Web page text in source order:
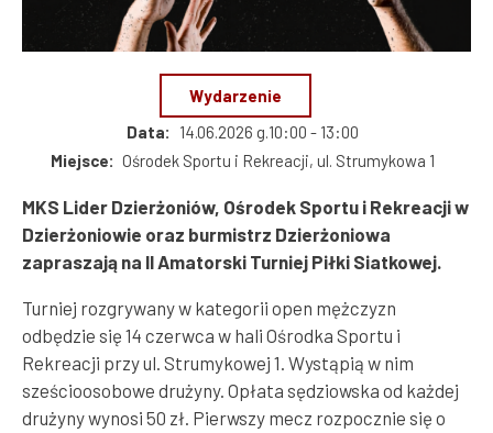
Wydarzenie
Data
14.06.2026 g.10:00 - 13:00
Miejsce
Ośrodek Sportu i Rekreacji, ul. Strumykowa 1
MKS Lider Dzierżoniów, Ośrodek Sportu i Rekreacji w
Dzierżoniowie oraz burmistrz Dzierżoniowa
zapraszają na II Amatorski Turniej Piłki Siatkowej.
Turniej rozgrywany w kategorii open mężczyzn
odbędzie się 14 czerwca w hali Ośrodka Sportu i
Rekreacji przy ul. Strumykowej 1. Wystąpią w nim
sześcioosobowe drużyny. Opłata sędziowska od każdej
drużyny wynosi 50 zł. Pierwszy mecz rozpocznie się o